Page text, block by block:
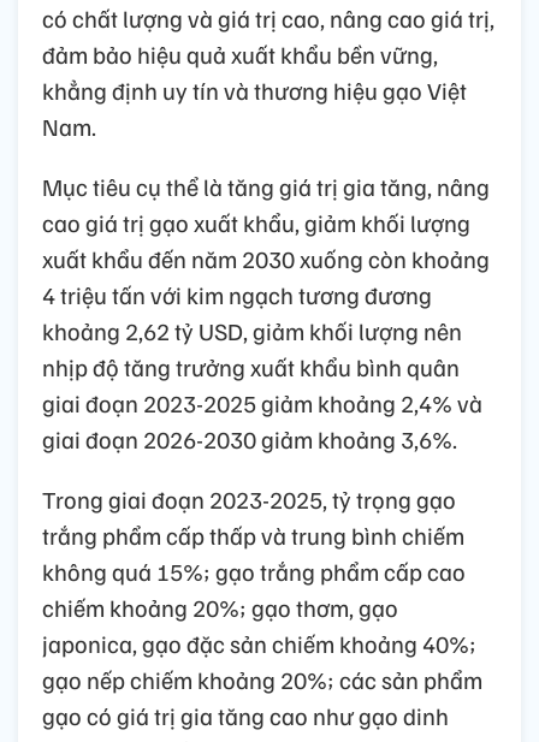
có chất lượng và giá trị cao, nâng cao giá trị,
đảm bảo hiệu quả xuất khẩu bền vững,
khẳng định uy tín và thương hiệu gạo Việt
Nam.
Mục tiêu cụ thể là tăng giá trị gia tăng, nâng
cao giá trị gạo xuất khẩu, giảm khối lượng
xuất khẩu đến năm 2030 xuống còn khoảng
4 triệu tấn với kim ngạch tương đương
khoảng 2,62 tỷ USD, giảm khối lượng nên
nhịp độ tăng trưởng xuất khẩu bình quân
giai đoạn 2023-2025 giảm khoảng 2,4% và
giai đoạn 2026-2030 giảm khoảng 3,6%.
Trong giai đoạn 2023-2025, tỷ trọng gạo
trắng phẩm cấp thấp và trung bình chiếm
không quá 15%; gạo trắng phẩm cấp cao
chiếm khoảng 20%; gạo thơm, gạo
japonica, gạo đặc sản chiếm khoảng 40%;
gạo nếp chiếm khoảng 20%; các sản phẩm
gạo có giá trị gia tăng cao như gạo dinh